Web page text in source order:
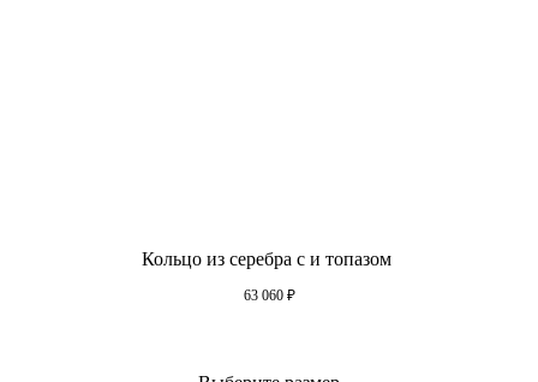
Кольцо из серебра с и топазом
63 060 ₽